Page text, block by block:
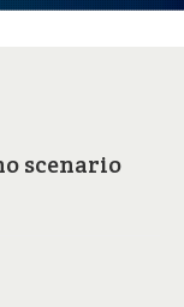
scenario